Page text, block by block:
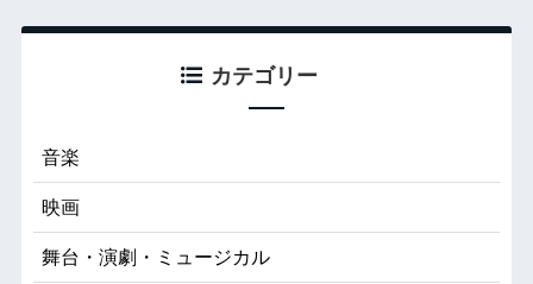
カテゴリー
音楽
映画
舞台・演劇・ミュージカル